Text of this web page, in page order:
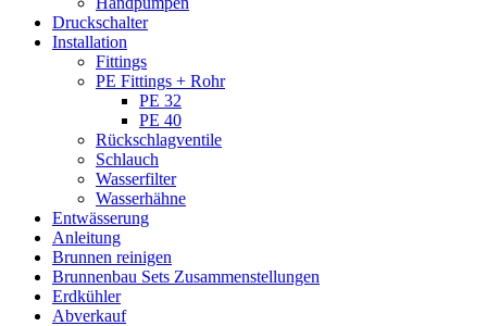
Druckschalter
Installation
Fittings
PE Fittings + Rohr
PE 32
PE 40
Rückschlagventile
Schlauch
Wasserfilter
Wasserhähne
Entwässerung
Anleitung
Brunnen reinigen
Brunnenbau Sets Zusammenstellungen
Erdkühler
Abverkauf